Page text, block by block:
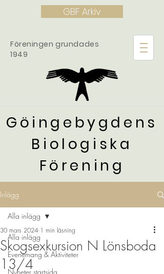
GBF Arkiv
Föreningen grundades
1949
Göingebygdens
Biologiska
Förening
Inlägg
Alla inlägg
Evenemang & Aktiviteter
Nyheter startsida
Alla inlägg
Skogsexkursion N Lönsboda
13/4
30 mars 2024 1 min läsning